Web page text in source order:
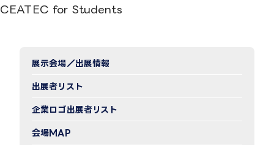
CEATEC for Students
展示会場／出展情報
出展者リスト
企業ロゴ出展者リスト
会場MAP